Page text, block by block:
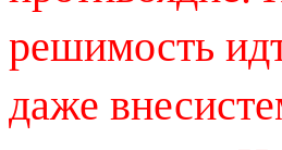
решимость
даже